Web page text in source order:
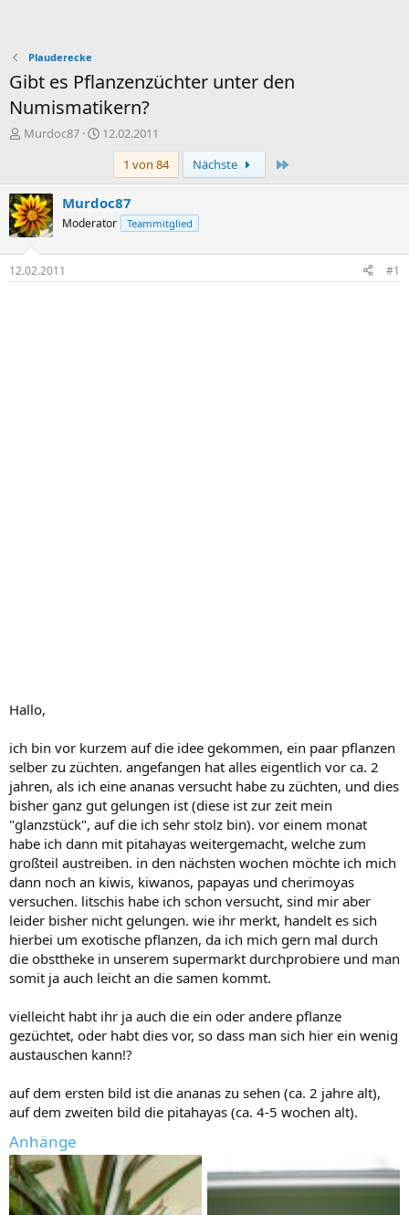
Plauderecke
Gibt es Pflanzenzüchter unter den
Numismatikern?
E
e
l
l
e
r
Murdoc87
E
e
l
m
12.02.2011
1 von 84
Nächste
Murdoc87
Moderator Teammitglied
12.02.2011 #1
Hallo,
ich bin vor kurzem auf die idee gekommen, ein paar pflanzen
selber zu züchten. angefangen hat alles eigentlich vor ca. 2
jahren, als ich eine ananas versucht habe zu züchten, und dies
bisher ganz gut gelungen ist (diese ist zur zeit mein
"glanzstück", auf die ich sehr stolz bin). vor einem monat
habe ich dann mit pitahayas weitergemacht, welche zum
großteil austreiben. in den nächsten wochen möchte ich mich
dann noch an kiwis, kiwanos, papayas und cherimoyas
versuchen. litschis habe ich schon versucht, sind mir aber
leider bisher nicht gelungen. wie ihr merkt, handelt es sich
hierbei um exotische pflanzen, da ich mich gern mal durch
die obsttheke in unserem supermarkt durchprobiere und man
somit ja auch leicht an die samen kommt.
vielleicht habt ihr ja auch die ein oder andere pflanze
gezüchtet, oder habt dies vor, so dass man sich hier ein wenig
austauschen kann!?
auf dem ersten bild ist die ananas zu sehen (ca. 2 jahre alt),
auf dem zweiten bild die pitahayas (ca. 4-5 wochen alt).
Anhänge